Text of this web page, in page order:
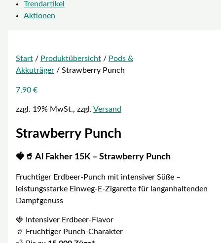
Trendartikel
Aktionen
Start/ Produktübersicht/ Pods &
Akkuträger/ Strawberry Punch
7,90 €
zzgl. 19% MwSt., zzgl. Versand
Strawberry Punch
🍓🥤 Al Fakher 15K – Strawberry Punch
Fruchtiger Erdbeer-Punch mit intensiver Süße –
leistungsstarke Einweg-E-Zigarette für langanhaltenden
Dampfgenuss
🍓 Intensiver Erdbeer-Flavor
🥤 Fruchtiger Punch-Charakter